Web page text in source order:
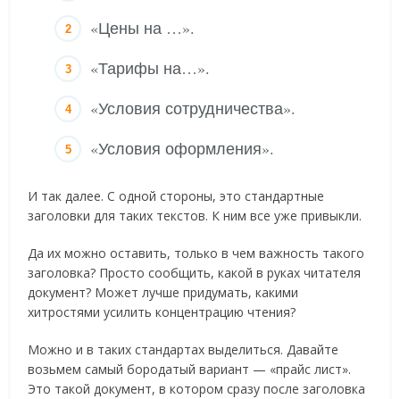
«Цены на …».
«Тарифы на…».
«Условия сотрудничества».
«Условия оформления».
И так далее. С одной стороны, это стандартные
заголовки для таких текстов. К ним все уже привыкли.
Да их можно оставить, только в чем важность такого
заголовка? Просто сообщить, какой в руках читателя
документ? Может лучше придумать, какими
хитростями усилить концентрацию чтения?
Можно и в таких стандартах выделиться. Давайте
возьмем самый бородатый вариант — «прайс лист».
Это такой документ, в котором сразу после заголовка